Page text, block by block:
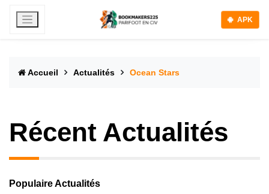
APK
Accueil Actualités Ocean Stars
Récent Actualités
Populaire Actualités